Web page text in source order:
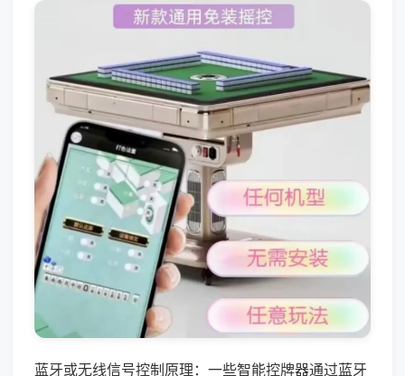
蓝牙或无线信号控制原理：一些智能控牌器通过蓝牙